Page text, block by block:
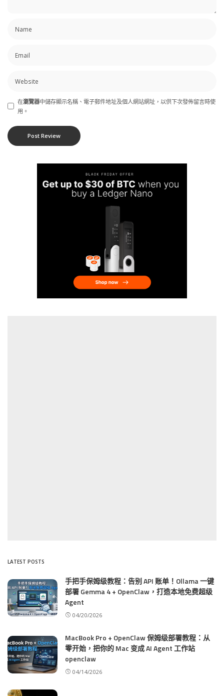
在瀏覽器中儲存顯示名稱、電子郵件地址及個人網站網址，以供下次發佈留言時使
用。
LATEST POSTS
手把手保姆级教程：告别 API 账单！Ollama 一键
部署 Gemma 4 + OpenClaw，打造本地免费超级
Agent
04/20/2026
MacBook Pro + OpenClaw 保姆级部署教程：从
零开始，把你的 Mac 变成 AI Agent 工作站
openclaw
04/14/2026